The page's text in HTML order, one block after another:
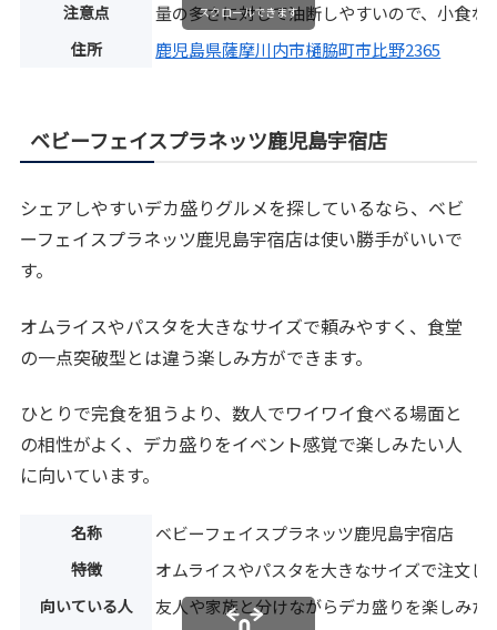
注意点 量の多さに対して油断しやすいので、小食な
住所 鹿児島県薩摩川内市樋脇町市比野2365
スクロールできます
ベビーフェイスプラネッツ鹿児島宇宿店
シェアしやすいデカ盛りグルメを探しているなら、ベビ
ーフェイスプラネッツ鹿児島宇宿店は使い勝手がいいで
す。
オムライスやパスタを大きなサイズで頼みやすく、食堂
の一点突破型とは違う楽しみ方ができます。
ひとりで完食を狙うより、数人でワイワイ食べる場面と
の相性がよく、デカ盛りをイベント感覚で楽しみたい人
に向いています。
名称 ベビーフェイスプラネッツ鹿児島宇宿店
特徴 オムライスやパスタを大きなサイズで注文
向いている人 友人や家族と分けながらデカ盛りを楽しみた